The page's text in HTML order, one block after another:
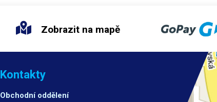
Zobrazit na mapě
Kontakty
Obchodní oddělení